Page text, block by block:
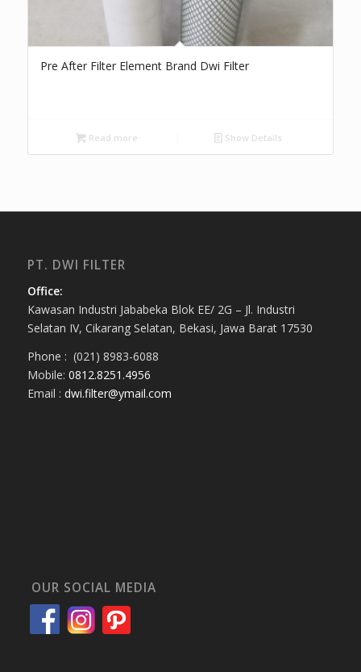
Pre After Filter Element Brand Dwi Filter
Read more Show Details
PT. DWI FILTER
Office:
Kawasan Industri Jababeka Blok EE/ 2G – Jl. Industri
Selatan IV, Cikarang Selatan, Bekasi, Jawa Barat 17530
Phone : (021) 8983-6088
Mobile: 0812.8251.4956
Email : dwi.filter@ymail.com
OUR SOCIAL MEDIA